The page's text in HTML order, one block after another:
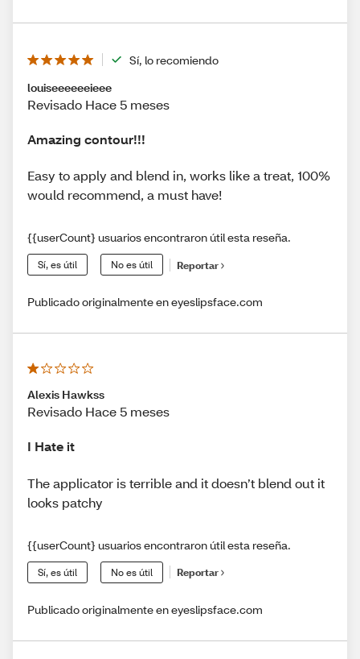
Sí, lo recomiendo
louiseeeeeeieee
Revisado Hace 5 meses
Amazing contour!!!
Easy to apply and blend in, works like a treat, 100%
would recommend, a must have!
{{userCount} usuarios encontraron útil esta reseña.
Sí, es útil No es útil Reportar
Publicado originalmente en eyeslipsface.com
Alexis Hawkss
Revisado Hace 5 meses
I Hate it
The applicator is terrible and it doesn’t blend out it
looks patchy
{{userCount} usuarios encontraron útil esta reseña.
Sí, es útil No es útil Reportar
Publicado originalmente en eyeslipsface.com